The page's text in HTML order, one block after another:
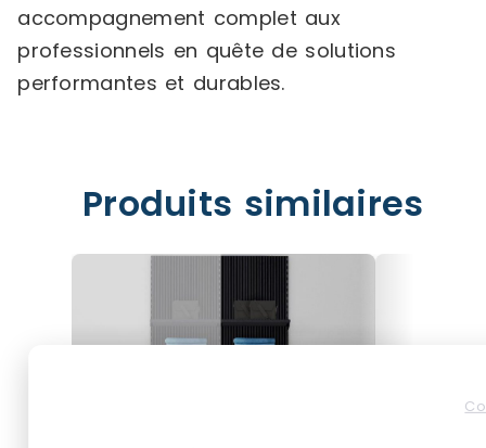
accompagnement complet aux
professionnels en quête de solutions
performantes et durables.
Produits similaires